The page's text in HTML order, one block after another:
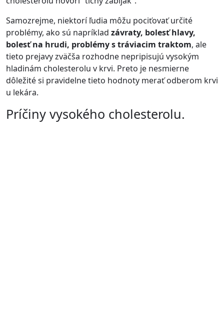
Samozrejme, niektorí ľudia môžu pociťovať určité
problémy, ako sú napríklad závraty, bolesť hlavy,
bolesť na hrudi, problémy s tráviacim traktom, ale
tieto prejavy zväčša rozhodne nepripisujú vysokým
hladinám cholesterolu v krvi. Preto je nesmierne
dôležité si pravidelne tieto hodnoty merať odberom krvi
u lekára.
Príčiny vysokého cholesterolu.